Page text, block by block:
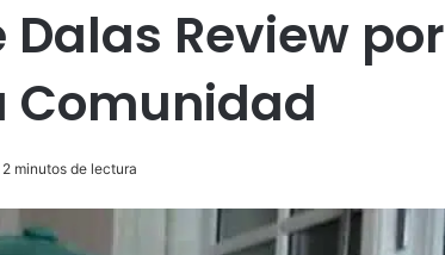
Review por
Comunidad
2 minutos de lectura